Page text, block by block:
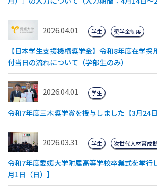
2026.04.01
【日本学生支援機構奨学金】令和8年度在学採
付当日の流れについて（学部生のみ）
学生 奨学金制度
2026.04.01
令和7年度三木奨学賞を授与しました【3月24日
学生
2026.03.31
令和7年度愛媛大学附属高等学校卒業式を挙行
月1日（日）】
学生 次世代人材育成